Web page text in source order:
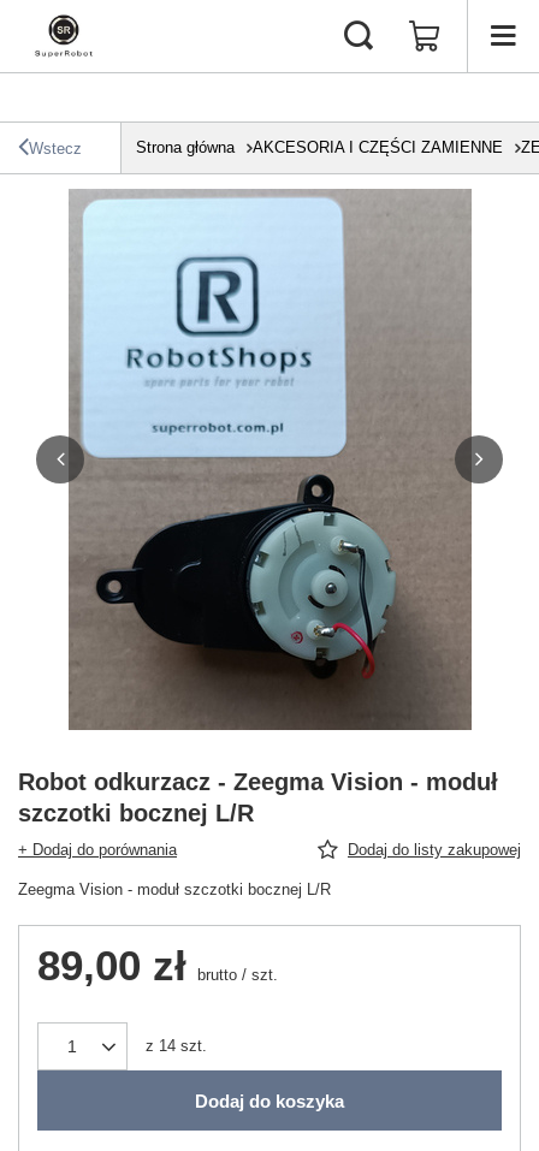
Wstecz Strona główna AKCESORIA I CZĘŚCI ZAMIENNE
Robot odkurzacz - Zeegma Vision - moduł
szczotki bocznej L/R
+ Dodaj do porównania Dodaj do listy zakupowej
Zeegma Vision - moduł szczotki bocznej L/R
89,00 zł brutto / szt.
z 14 szt.
Dodaj do koszyka